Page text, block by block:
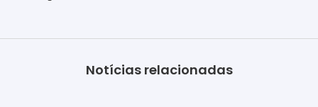
Notícias relacionadas